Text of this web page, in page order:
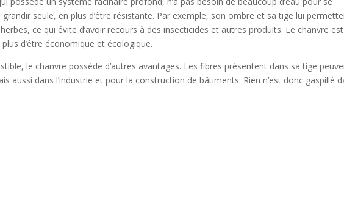
grandir seule, en plus d’être résistante. Par exemple, son ombre et sa tige lui
ce qui évite d’avoir recours à des insecticides et autres produits. Le chanvre est
d’être économique et écologique.
le chanvre possède d’autres avantages. Les fibres présentent dans sa tige
aussi dans l’industrie et pour la construction de bâtiments. Rien n’est donc gaspillé